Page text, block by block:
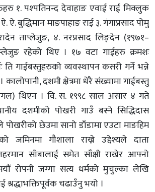
१. पश्पतिनन्द देवाहाङ एवाई राई मिक्लुक
ऐ. बुद्धिमान माङपाहाङ राई ३. गंगाप्रसाद पोमु
ताप्लेजुङ, ४. नरप्रसाद लिङ्देन (१९७१–
रहेको थिए । १७ वटा गाईहरु क्रमशः
ति गाईबस्तुहरुको व्यवस्थापन कसरी गर्ने भन्ने
कालोपानी, दशमी क्षेत्रमा धेरै संख्यामा गाईबस्तु
थिएन । वि. स. १९९८ साल असार ४ गते
दशमीको पोखरी गाउँ बस्ने सिद्धिदास
छेउमा सानो डाँडामा एउटा माङहिम
जमिनमा गौशाला राख्ने उद्देश्यले दाता
साँबालाई समेत साँक्षी राखेर आफ्नो
रोपनी जग्गा सत्य धर्मको मुचुल्का लेखि
चढाउँनु भयो ।